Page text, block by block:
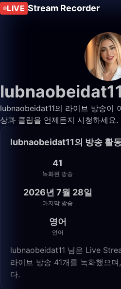
LIVE Stream Recorder
lubnaobeidat11
lubnaobeidat11의 라이브 방송이
상과 클립을 언제든지 시청하세요.
lubnaobeidat11의 방송 활
41
녹화된 방송
2026년 7월 28일
마지막 방송
영어
언어
lubnaobeidat11 님은 Live
라이브 방송 41개를 녹화했으
다.